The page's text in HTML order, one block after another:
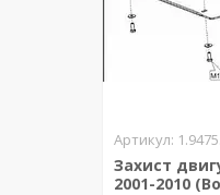
Захист
2001-2010